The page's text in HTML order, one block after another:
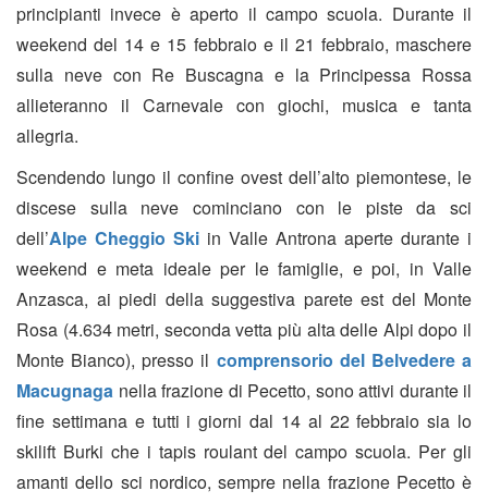
principianti invece è aperto il campo scuola. Durante il
weekend del 14 e 15 febbraio e il 21 febbraio, maschere
sulla neve con Re Buscagna e la Principessa Rossa
allieteranno il Carnevale con giochi, musica e tanta
allegria.
Scendendo lungo il confine ovest dell’alto piemontese, le
discese sulla neve cominciano con le piste da sci
dell’Alpe Cheggio Ski in Valle Antrona aperte durante i
weekend e meta ideale per le famiglie, e poi, in Valle
Anzasca, ai piedi della suggestiva parete est del Monte
Rosa (4.634 metri, seconda vetta più alta delle Alpi dopo il
Monte Bianco), presso il comprensorio del Belvedere a
Macugnaga nella frazione di Pecetto, sono attivi durante il
fine settimana e tutti i giorni dal 14 al 22 febbraio sia lo
skilift Burki che i tapis roulant del campo scuola. Per gli
amanti dello sci nordico, sempre nella frazione Pecetto è